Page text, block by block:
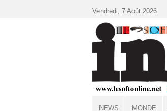
Vendredi, 7 Août 2026
NEWS MONDE